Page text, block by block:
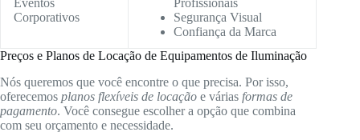
Eventos
Corporativos
Profissionais
Segurança Visual
Confiança da Marca
Preços e Planos de Locação de Equipamentos de Iluminação
Nós queremos que você encontre o que precisa. Por isso,
oferecemos planos flexíveis de locação e várias formas de
pagamento. Você consegue escolher a opção que combina
com seu orçamento e necessidade.